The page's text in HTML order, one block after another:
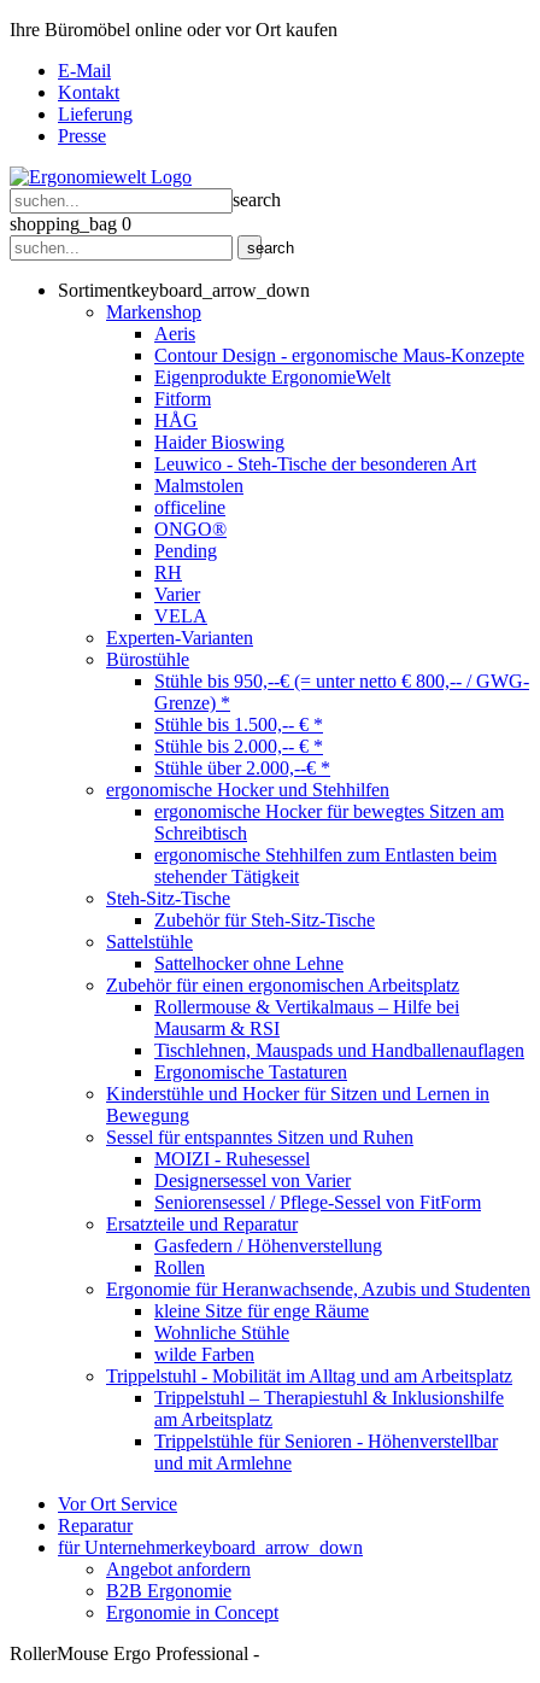
Ihre Büromöbel online oder vor Ort kaufen
E-Mail
Kontakt
Lieferung
Presse
search
shopping_bag 0
search
Sortimentkeyboard_arrow_down
Markenshop
Aeris
Contour Design - ergonomische Maus-Konzepte
Eigenprodukte ErgonomieWelt
Fitform
HÅG
Haider Bioswing
Leuwico - Steh-Tische der besonderen Art
Malmstolen
officeline
ONGO®
Pending
RH
Varier
VELA
Experten-Varianten
Bürostühle
Stühle bis 950,--€ (= unter netto € 800,-- / GWG-
Grenze) *
Stühle bis 1.500,-- € *
Stühle bis 2.000,-- € *
Stühle über 2.000,--€ *
ergonomische Hocker und Stehhilfen
ergonomische Hocker für bewegtes Sitzen am
Schreibtisch
ergonomische Stehhilfen zum Entlasten beim
stehender Tätigkeit
Steh-Sitz-Tische
Zubehör für Steh-Sitz-Tische
Sattelstühle
Sattelhocker ohne Lehne
Zubehör für einen ergonomischen Arbeitsplatz
Rollermouse & Vertikalmaus – Hilfe bei
Mausarm & RSI
Tischlehnen, Mauspads und Handballenauflagen
Ergonomische Tastaturen
Kinderstühle und Hocker für Sitzen und Lernen in
Bewegung
Sessel für entspanntes Sitzen und Ruhen
MOIZI - Ruhesessel
Designersessel von Varier
Seniorensessel / Pflege-Sessel von FitForm
Ersatzteile und Reparatur
Gasfedern / Höhenverstellung
Rollen
Ergonomie für Heranwachsende, Azubis und Studenten
kleine Sitze für enge Räume
Wohnliche Stühle
wilde Farben
Trippelstuhl - Mobilität im Alltag und am Arbeitsplatz
Trippelstuhl – Therapiestuhl & Inklusionshilfe
am Arbeitsplatz
Trippelstühle für Senioren - Höhenverstellbar
und mit Armlehne
Vor Ort Service
Reparatur
für Unternehmerkeyboard_arrow_down
Angebot anfordern
B2B Ergonomie
Ergonomie in Concept
RollerMouse Ergo Professional -